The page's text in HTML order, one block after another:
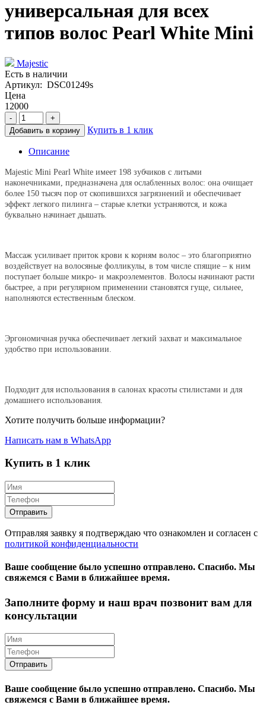
универсальная для всех
типов волос Pearl White Mini
Majestic
Есть в наличии
Артикул: DSC01249s
Цена
12000
-
+
Добавить в корзину
Купить в 1 клик
Описание
Majestic Mini Pearl White имеет 198 зубчиков с литыми
наконечниками, предназначена для ослабленных волос: она очищает
более 150 тысяч пор от скопившихся загрязнений и обеспечивает
эффект легкого пилинга – старые клетки устраняются, и кожа
буквально начинает дышать.
Массаж усиливает приток крови к корням волос – это благоприятно
воздействует на волосяные фолликулы, в том числе спящие – к ним
поступает больше микро- и макроэлементов. Волосы начинают расти
быстрее, а при регулярном применении становятся гуще, сильнее,
наполняются естественным блеском.
Эргономичная ручка обеспечивает легкий захват и максимальное
удобство при использовании.
Подходит для использования в салонах красоты стилистами и для
домашнего использования.
Хотите получить больше информации?
Написать нам в WhatsApp
Купить в 1 клик
Отправляя заявку я подтверждаю что ознакомлен и согласен с
политикой конфиденциальности
Ваше сообщение было успешно отправлено. Спасибо. Mы
свяжемся с Вами в ближайшее время.
Заполните форму и наш врач позвонит вам для
консультации
Ваше сообщение было успешно отправлено. Спасибо. Mы
свяжемся с Вами в ближайшее время.